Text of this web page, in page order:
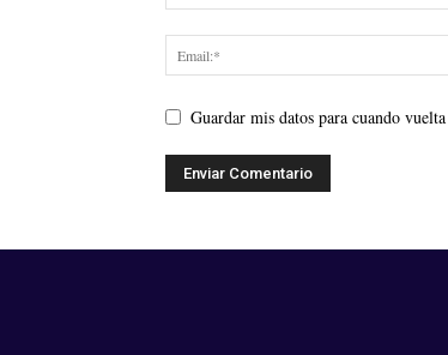
Guardar mis datos para cuando